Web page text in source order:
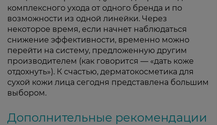
комплексного ухода от одного бренда и по
возможности из одной линейки. Через
некоторое время, если начнет наблюдаться
снижение эффективности, временно можно
перейти на систему, предложенную другим
производителем (как говорится — «дать коже
отдохнуть»). К счастью, дерматокосметика для
сухой кожи лица сегодня представлена большим
выбором.
Дополнительные рекомендации